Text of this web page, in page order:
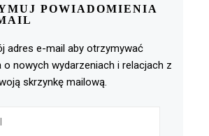
POWIADOMIENIA
adres e-mail aby otrzymywać
o nowych wydarzeniach i relacjach z
skrzynkę mailową.